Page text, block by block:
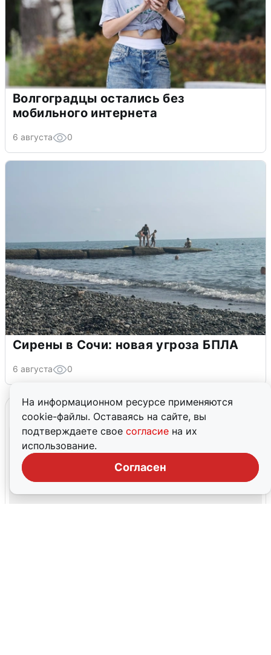
На информационном ресурсе применяются
cookie-файлы. Оставаясь на сайте, вы
подтверждаете свое согласие на их
использование.
Согласен
Волгоградцы остались без
мобильного интернета
6 августа 0
Сирены в Сочи: новая угроза БПЛА
6 августа 0